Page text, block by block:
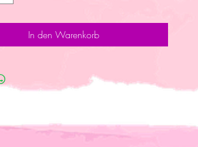
In den Warenkorb